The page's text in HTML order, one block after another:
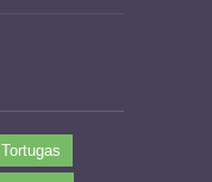
Tortugas